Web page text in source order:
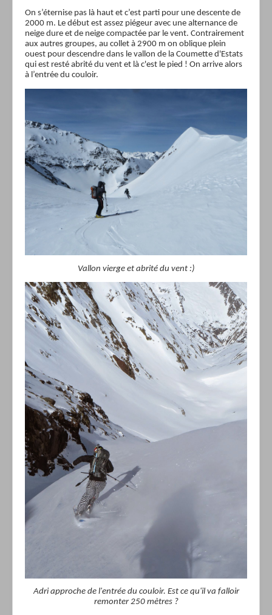
On s’éternise pas là haut et c’est parti pour une descente de
2000 m. Le début est assez piégeur avec une alternance de
neige dure et de neige compactée par le vent. Contrairement
aux autres groupes, au collet à 2900 m on oblique plein
ouest pour descendre dans le vallon de la Coumette d'Estats
qui est resté abrité du vent et là c'est le pied ! On arrive alors
à l’entrée du couloir.
Vallon vierge et abrité du vent :)
Adri approche de l'entrée du couloir. Est ce qu'il va falloir
remonter 250 mètres ?